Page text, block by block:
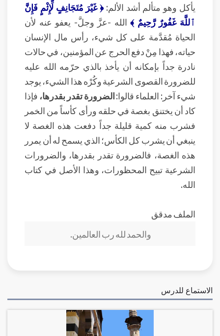
يأكل وهو متألم أشد الألم:﴿ غَيْرَ مُتَجَانِفٍ لِّإِثْمٍ فَإِنَّ
ٱللَّهَ غَفُورٌ رَّحِيمٌ ﴾ الله -عزَّ وجلَّ- يعفو عنه لأن
الحياة مُقدَّمة على كل شيء، رأس مال الإنسان
حياته، فهذا مِنْ دفع الحرج عن المؤمنين، في حالات
نادرة جداً بإمكانه أن يأخذ بالذي حرّمه الله عليه
للضرورة القصوى الشرعية وكُرْه هذا الشيء، يوجد
شيء آخر: العلماء قالوا:الضرورة تقدر بقدرها، فإذا
كاد أن يختنق بغصة في حلقه ورأى كأساً من الخمر
فشرب منه كمية قليلة جداً دفعت هذه الغصة لا
ينبغي أن يشرب كل الكأس؛ الذي يسمح له أن يمرر
هذه الغصة، فالضرورة تقدر بقدرها، والضرورات
الشرعية تبيح المحظورات، وهذا الأصل في كتاب
الله.
الملف مدقق
والحمد لله رب العالمين.
الاستماع للدرس